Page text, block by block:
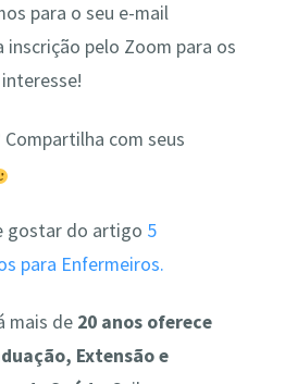
para o seu e-mail
inscrição pelo Zoom para os
com seus
gostar do artigo 5
para Enfermeiros.
mais de 20 anos oferece
Extensão e